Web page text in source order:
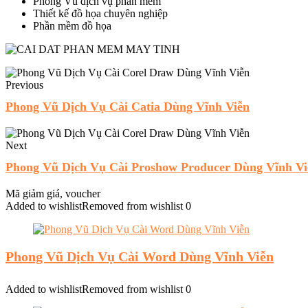
Thiết kế đồ họa chuyên nghiệp
Phần mềm đồ họa
Previous
Phong Vũ Dịch Vụ Cài Catia Dùng Vĩnh Viễn
Next
Phong Vũ Dịch Vụ Cài Proshow Producer Dùng Vĩnh
Mã giảm giá, voucher
Added to wishlistRemoved from wishlist 0
Phong Vũ Dịch Vụ Cài Word Dùng Vĩnh Viễn
Added to wishlistRemoved from wishlist 0